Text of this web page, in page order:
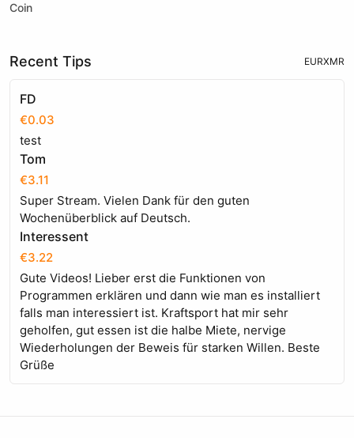
Coin
Recent Tips EURXMR
FD
€0.03
test
Tom
€3.11
Super Stream. Vielen Dank für den guten
Wochenüberblick auf Deutsch.
Interessent
€3.22
Gute Videos! Lieber erst die Funktionen von
Programmen erklären und dann wie man es installiert
falls man interessiert ist. Kraftsport hat mir sehr
geholfen, gut essen ist die halbe Miete, nervige
Wiederholungen der Beweis für starken Willen. Beste
Grüße